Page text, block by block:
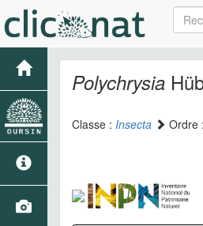
Polychrysia
Classe : Insecta Ordre :